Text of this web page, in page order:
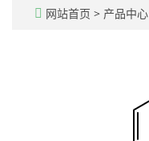
网站首页 > 产品中心